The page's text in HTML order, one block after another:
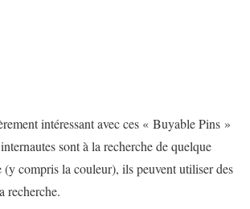
intéressant avec ces « Buyable Pins »
sont à la recherche de quelque
(y compris la couleur), ils peuvent utiliser des
recherche.